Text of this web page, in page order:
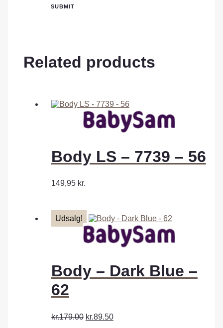
Related products
Body LS – 7739 – 56
149,95 kr.
Udsalg!
Body – Dark Blue –
62
kr.179.00 kr.89.50